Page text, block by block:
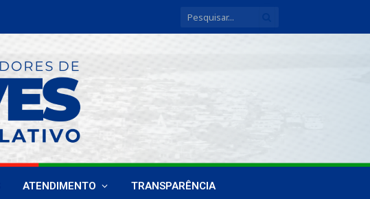
ATENDIMENTO TRANSPARÊNCIA